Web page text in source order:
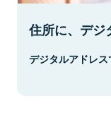
住所に、デジ
デジタルアドレス